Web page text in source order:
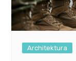
Architektura